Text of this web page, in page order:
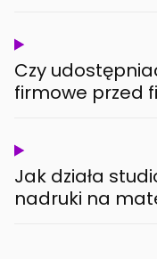
Czy
firmowe przed
Jak działa
nadruki na